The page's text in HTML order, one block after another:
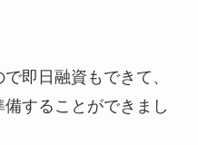
で即日融資 もできて、
することができまし